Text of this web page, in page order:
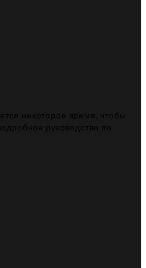
некоторое время, чтобы
руководство по